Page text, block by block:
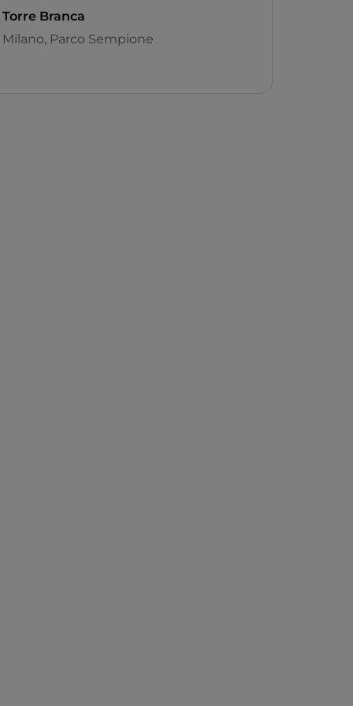
Torre Branca
Milano, Parco Sempione